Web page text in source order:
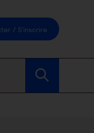
/ S'inscrire